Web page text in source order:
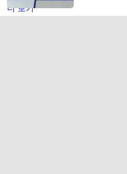
더 보기